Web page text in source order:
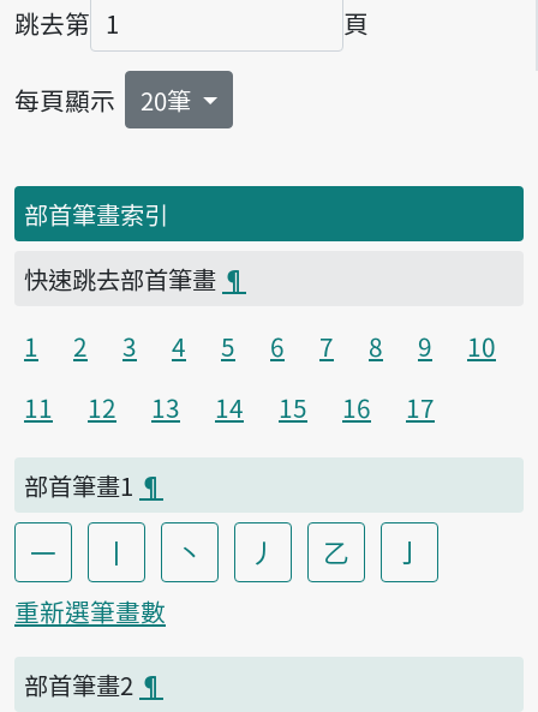
跳去第
頁碼
頁
每頁顯示 20筆
部首筆畫索引
快速跳去部首筆畫 ¶
1
2 3 4 5 6 7 8 9
10
11
12 13 14 15 16 17
部首筆畫1 ¶
一 丨 丶 丿 乙 亅
重新選筆畫數
部首筆畫2 ¶